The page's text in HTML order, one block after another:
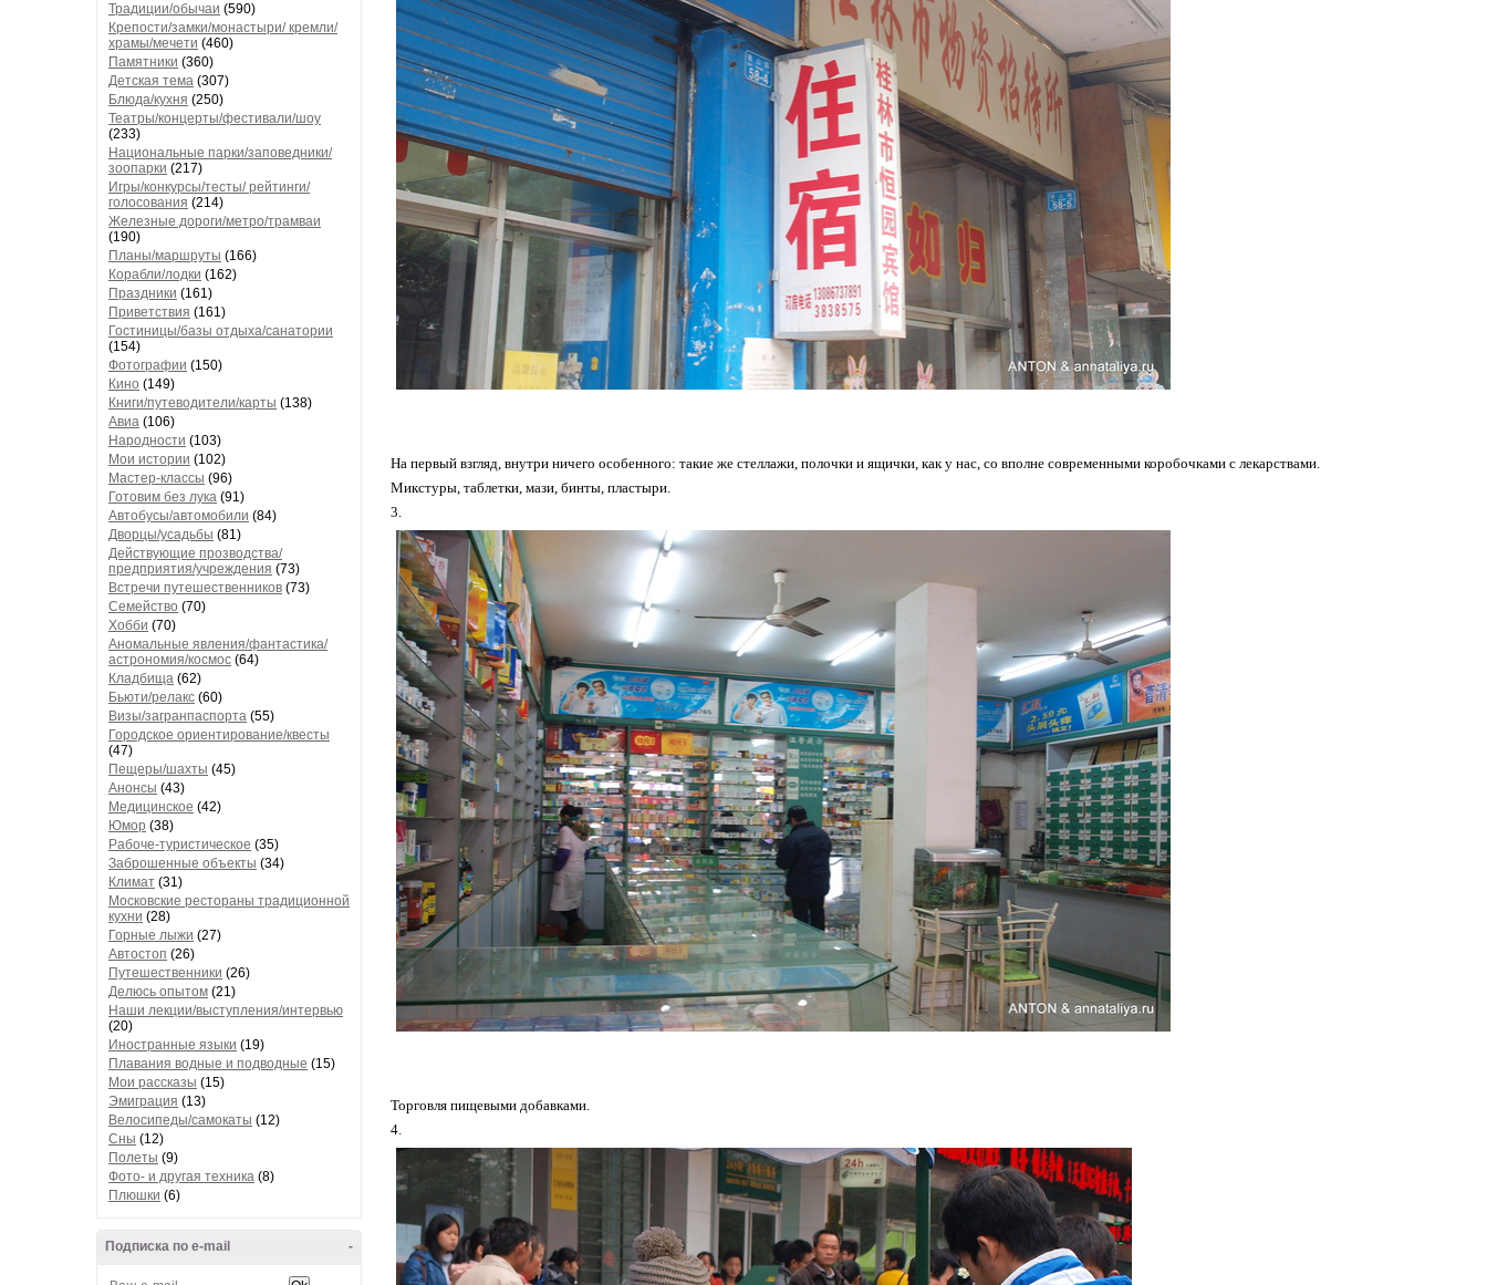
Традиции/обычаи (590)
Крепости/замки/монастыри/ кремли/
храмы/мечети (460)
Памятники (360)
Детская тема (307)
Блюда/кухня (250)
Театры/концерты/фестивали/шоу
(233)
Национальные парки/заповедники/
зоопарки (217)
Игры/конкурсы/тесты/ рейтинги/
голосования (214)
Железные дороги/метро/трамваи
(190)
Планы/маршруты (166)
Корабли/лодки (162)
Праздники (161)
Приветствия (161)
Гостиницы/базы отдыха/санатории
(154)
Фотографии (150)
Кино (149)
Книги/путеводители/карты (138)
Авиа (106)
Народности (103)
Мои истории (102)
Мастер-классы (96)
Готовим без лука (91)
Автобусы/автомобили (84)
Дворцы/усадьбы (81)
Действующие прозводства/
предприятия/учреждения (73)
Встречи путешественников (73)
Семейство (70)
Хобби (70)
Аномальные явления/фантастика/
астрономия/космос (64)
Кладбища (62)
Бьюти/релакс (60)
Визы/загранпаспорта (55)
Городское ориентирование/квесты
(47)
Пещеры/шахты (45)
Анонсы (43)
Медицинское (42)
Юмор (38)
Рабоче-туристическое (35)
Заброшенные объекты (34)
Климат (31)
Московские рестораны традиционной
кухни (28)
Горные лыжи (27)
Автостоп (26)
Путешественники (26)
Делюсь опытом (21)
Наши лекции/выступления/интервью
(20)
Иностранные языки (19)
Плавания водные и подводные (15)
Мои рассказы (15)
Эмиграция (13)
Велосипеды/самокаты (12)
Сны (12)
Полеты (9)
Фото- и другая техника (8)
Плюшки (6)
-
Подписка по e-mail
На первый взгляд, внутри ничего особенного: такие же стеллажи, полочки и ящички, как у нас, со вполне современными коробочками с лекарствами.
Микстуры, таблетки, мази, бинты, пластыри.
3.
Торговля пищевыми добавками.
4.